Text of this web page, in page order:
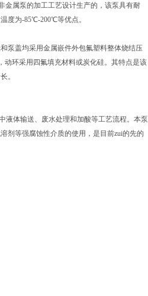
金属泵的加工工艺设计生产的，该泵具有耐
度为-85℃-200℃等优点。
泵盖均采用金属嵌件外包氟塑料整体烧结压
动环采用四氟填充材料或炭化硅。其特点是该
。
液体输送、废水处理和加酸等工艺流程。本泵
剂等强腐蚀性介质的使用，是目前zui的先的